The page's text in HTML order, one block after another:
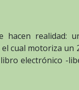
hacen realidad:
el cual motoriza un
electrónico -